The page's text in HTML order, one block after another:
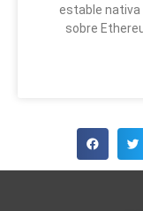
estable nativa
sobre